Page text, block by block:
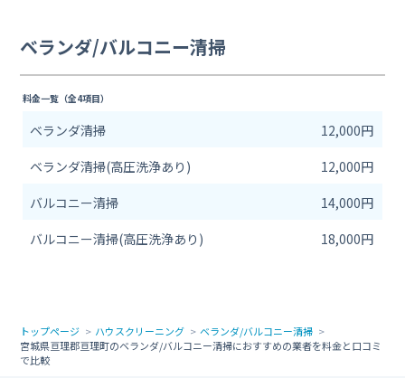
ベランダ/バルコニー清掃
料金一覧（全4項目）
ベランダ清掃
12,000円
ベランダ清掃(高圧洗浄あり)
12,000円
バルコニー清掃
14,000円
バルコニー清掃(高圧洗浄あり)
18,000円
トップページ ハウスクリーニング
ベランダ/バルコニー清掃
宮城県亘理郡亘理町のベランダ/バルコニー清掃におすすめの業者を料金と口コミ
で比較